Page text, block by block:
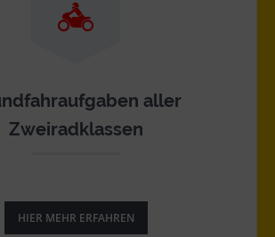
aller
Zweiradklassen
HIER MEHR ERFAHREN